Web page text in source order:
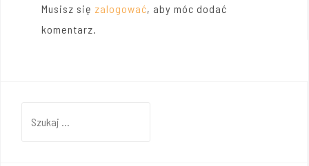
Musisz się zalogować, aby móc dodać
komentarz.